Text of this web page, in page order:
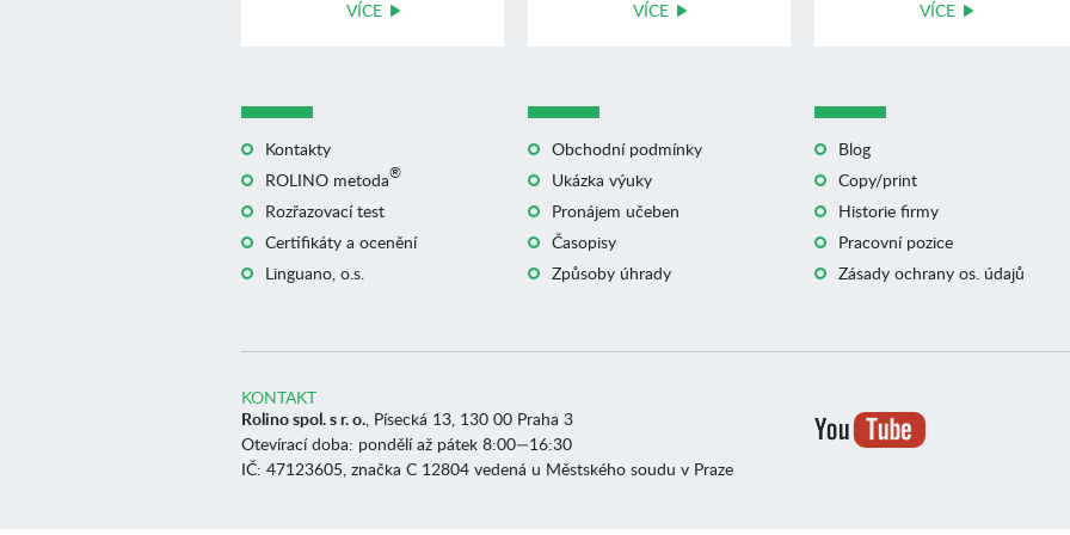
VÍCE VÍCE VÍCE
Kontakty
ROLINO metoda®
Rozřazovací test
Certifikáty a ocenění
Linguano, o.s.
Obchodní podmínky
Ukázka výuky
Pronájem učeben
Časopisy
Způsoby úhrady
Blog
Copy/print
Historie firmy
Pracovní pozice
Zásady ochrany os. údajů
KONTAKT
Rolino spol. s r. o. , Písecká 13, 130 00 Praha 3
Otevírací doba: pondělí až pátek 8:00—16:30
IČ: 47123605, značka C 12804 vedená u Městského soudu v Praze